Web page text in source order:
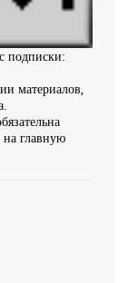
подписки:
материалов,
на главную